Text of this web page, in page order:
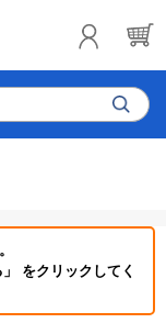
をクリックしてく